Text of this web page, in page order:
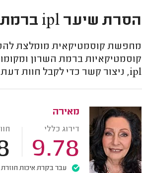
הסרת שיער ipl ברמת השרון
קוסמטיקאיות ברמת השרון
ipl, ניצור קשר כדי לקבל חוות דעת ולעדכן את הדירוגים באתר.
מאירה
דירוג כללי
9.78
עבר בקרת איכות חוזרת